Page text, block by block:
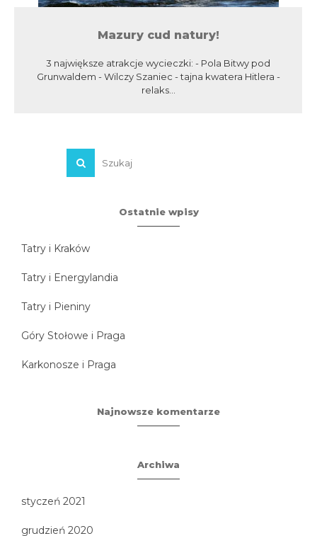
Mazury cud natury!
3 największe atrakcje wycieczki: - Pola Bitwy pod
Grunwaldem - Wilczy Szaniec - tajna kwatera Hitlera -
relaks...
Ostatnie wpisy
Tatry i Kraków
Tatry i Energylandia
Tatry i Pieniny
Góry Stołowe i Praga
Karkonosze i Praga
Najnowsze komentarze
Archiwa
styczeń 2021
grudzień 2020